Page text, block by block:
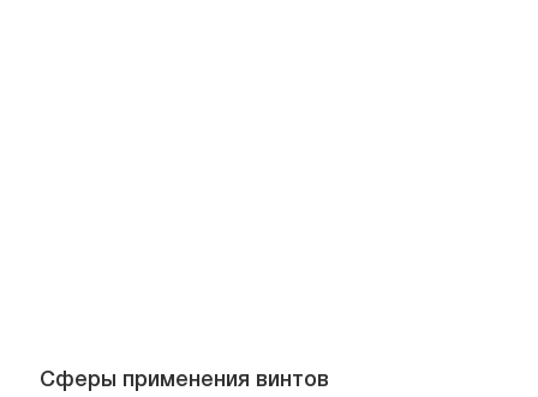
Сферы применения винтов